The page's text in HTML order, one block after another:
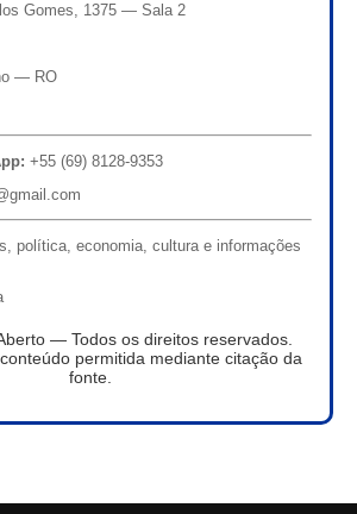
Gomes, 1375 — Sala 2
— RO
+55 (69) 8128-9353
política, economia, cultura e informações
— Todos os direitos reservados.
permitida mediante citação da
fonte.